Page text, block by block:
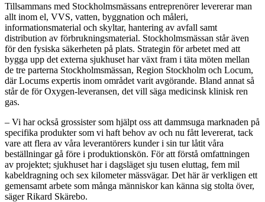
Tillsammans med Stockholmsmässans entreprenörer levererar man
allt inom el, VVS, vatten, byggnation och måleri,
informationsmaterial och skyltar, hantering av avfall samt
distribution av förbrukningsmaterial. Stockholmsmässan står även
för den fysiska säkerheten på plats. Strategin för arbetet med att
bygga upp det externa sjukhuset har växt fram i täta möten mellan
de tre parterna Stockholmsmässan, Region Stockholm och Locum,
där Locums expertis inom området varit avgörande. Bland annat så
står de för Oxygen-leveransen, det vill säga medicinsk klinisk ren
gas.
– Vi har också grossister som hjälpt oss att dammsuga marknaden på
specifika produkter som vi haft behov av och nu fått levererat, tack
vare att flera av våra leverantörers kunder i sin tur låtit våra
beställningar gå före i produktionskön. För att förstå omfattningen
av projektet; sjukhuset har i dagsläget sju tusen eluttag, fem mil
kabeldragning och sex kilometer mässvägar. Det här är verkligen ett
gemensamt arbete som många människor kan känna sig stolta över,
säger Rikard Skärebo.